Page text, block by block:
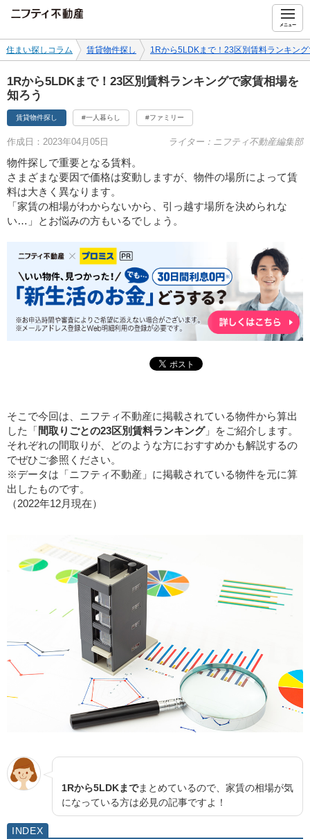
メニュー
住まい探しコラム 賃貸物件探し 1Rから5LDKまで！23区別賃料ランキン
1Rから5LDKまで！23区別賃料ランキングで家賃相場を
知ろう
賃貸物件探し #一人暮らし #ファミリー
作成日：2023年04月05日 ライター：ニフティ不動産編集部
物件探しで重要となる賃料。
さまざまな要因で価格は変動しますが、物件の場所によって賃
料は大きく異なります。
「家賃の相場がわからないから、引っ越す場所を決められな
い…」とお悩みの方もいるでしょう。
そこで今回は、ニフティ不動産に掲載されている物件から算出
した「間取りごとの23区別賃料ランキング」をご紹介します。
それぞれの間取りが、どのような方におすすめかも解説するの
でぜひご参照ください。
※データは「ニフティ不動産」に掲載されている物件を元に算
出したものです。
（2022年12月現在）
1Rから5LDKまでまとめているので、家賃の相場が気
になっている方は必見の記事ですよ！